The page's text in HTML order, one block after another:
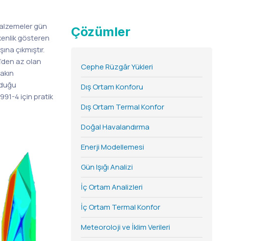
gün
gösteren
çıkmıştır.
az olan
4 için pratik
Çözümler
Cephe Rüzgâr Yükleri
Dış Ortam Konforu
Dış Ortam Termal Konfor
Doğal Havalandırma
Enerji Modellemesi
Gün Işığı Analizi
İç Ortam Analizleri
İç Ortam Termal Konfor
Meteoroloji ve İklim Verileri